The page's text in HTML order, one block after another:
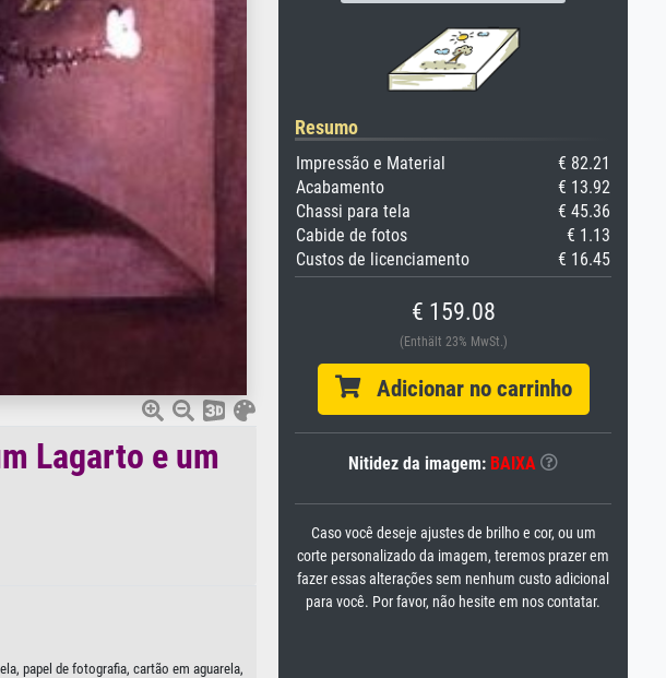
Lagarto e um
papel de fotografia, cartão em aguarela,
Resumo
Impressão e Material
€ 82.21
Acabamento
€ 13.92
Chassi para tela
€ 45.36
Cabide de fotos
€ 1.13
Custos de licenciamento
€ 16.45
€ 159.08
(Enthält 23% MwSt.)
Adicionar no carrinho
Nitidez da imagem: BAIXA
Caso você deseje ajustes de brilho e cor, ou um
corte personalizado da imagem, teremos prazer em
fazer essas alterações sem nenhum custo adicional
para você. Por favor, não hesite em nos contatar.